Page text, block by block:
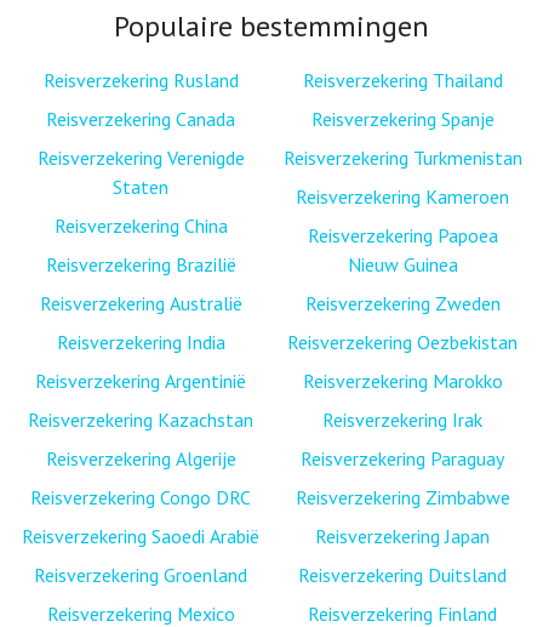
Populaire bestemmingen
Reisverzekering Rusland
Reisverzekering Canada
Reisverzekering Verenigde
Staten
Reisverzekering China
Reisverzekering Brazilië
Reisverzekering Australië
Reisverzekering India
Reisverzekering Argentinië
Reisverzekering Kazachstan
Reisverzekering Algerije
Reisverzekering Congo DRC
Reisverzekering Saoedi Arabië
Reisverzekering Groenland
Reisverzekering Mexico
Reisverzekering Thailand
Reisverzekering Spanje
Reisverzekering Turkmenistan
Reisverzekering Kameroen
Reisverzekering Papoea
Nieuw Guinea
Reisverzekering Zweden
Reisverzekering Oezbekistan
Reisverzekering Marokko
Reisverzekering Irak
Reisverzekering Paraguay
Reisverzekering Zimbabwe
Reisverzekering Japan
Reisverzekering Duitsland
Reisverzekering Finland